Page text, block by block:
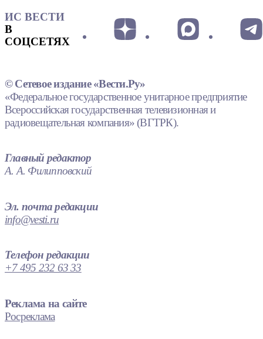
ИС ВЕСТИ
В
СОЦСЕТЯХ
© Сетевое издание «Вести.Ру»
«Федеральное государственное унитарное предприятие
Всероссийская государственная телевизионная и
радиовещательная компания» (ВГТРК).
Главный редактор
А. А. Филипповский
Эл. почта редакции
info@vesti.ru
Телефон редакции
+7 495 232 63 33
Реклама на сайте
Росреклама